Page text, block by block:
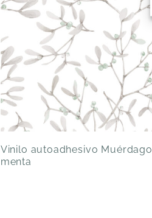
Vinilo autoadhesivo Muérdago
menta